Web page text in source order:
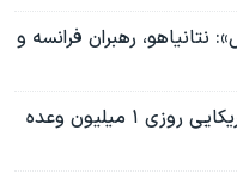
رهبران فرانسه و
دیدار ویتکاف و هاکبی از غزه؛ نهاد آمریکایی روزی ۱ میلیون وعده